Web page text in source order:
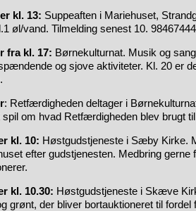
kl. 13: Suppeaften i Mariehuset,
øl/vand. Tilmelding senest 10.
fra kl. 17: Børnekulturnat. Musik og
og sjove aktiviteter. Kl. 20 er
: Retfærdigheden deltager i
om hvad Retfærdigheden blev brugt
kl. 10: Høstgudstjeneste i Sæby Kirke.
efter gudstjenesten. Medbring gerne
kl. 10.30: Høstgudstjeneste i Skæve
grønt, der bliver bortauktioneret til fordel